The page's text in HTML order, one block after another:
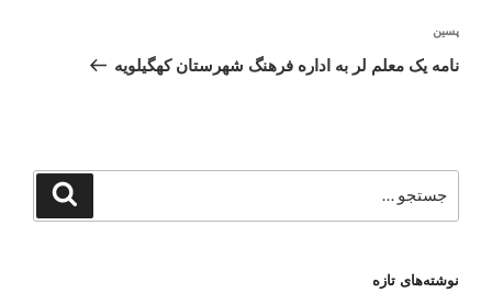
نوشته‌ٔ
بعدی
پسین
نامه یک معلم لر به اداره فرهنگ شهرستان کهگیلویه
برای
جستجو
نوشته‌های تازه